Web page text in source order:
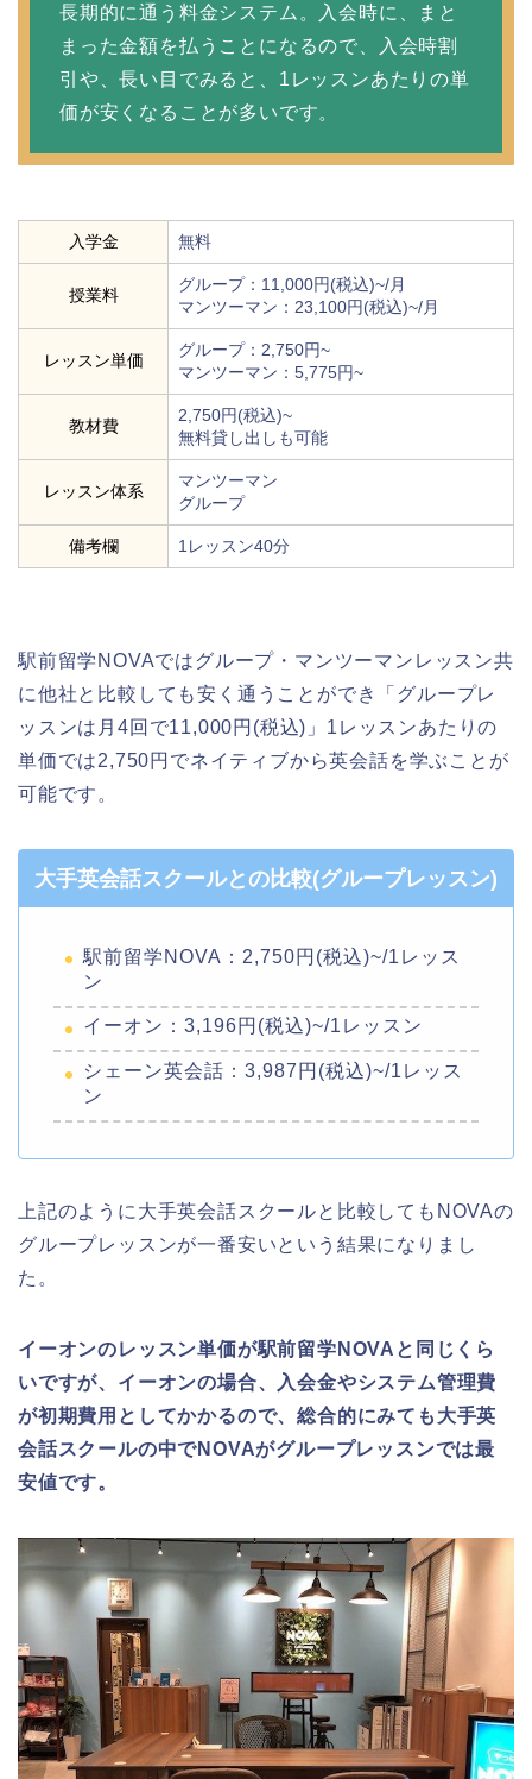
長期的に通う料金システム。入会時に、まと
まった金額を払うことになるので、入会時割
引や、長い目でみると、1レッスンあたりの単
価が安くなることが多いです。
入学金 無料
授業料
グループ：11,000円(税込)~/月
マンツーマン：23,100円(税込)~/月
レッスン単価
グループ：2,750円~
マンツーマン：5,775円~
教材費
2,750円(税込)~
無料貸し出しも可能
レッスン体系
マンツーマン
グループ
備考欄 1レッスン40分
駅前留学NOVAではグループ・マンツーマンレッスン共
に他社と比較しても安く通うことができ「グループレ
ッスンは月4回で11,000円(税込)」1レッスンあたりの
単価では2,750円でネイティブから英会話を学ぶことが
可能です。
大手英会話スクールとの比較(グループレッスン)
駅前留学NOVA：2,750円(税込)~/1レッス
ン
イーオン：3,196円(税込)~/1レッスン
シェーン英会話：3,987円(税込)~/1レッス
ン
上記のように大手英会話スクールと比較してもNOVAの
グループレッスンが一番安いという結果になりまし
た。
イーオンのレッスン単価が駅前留学NOVAと同じくら
いですが、イーオンの場合、入会金やシステム管理費
が初期費用としてかかるので、総合的にみても大手英
会話スクールの中でNOVAがグループレッスンでは最
安値です。